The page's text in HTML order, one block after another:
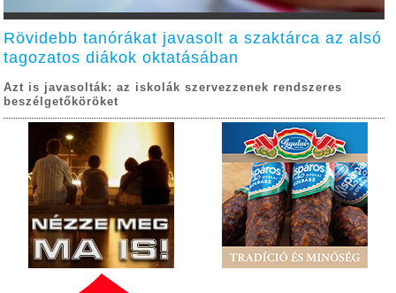
Rövidebb tanórákat javasolt a szaktárca az alsó
tagozatos diákok oktatásában
Azt is javasolták: az iskolák szervezzenek rendszeres
beszélgetőköröket